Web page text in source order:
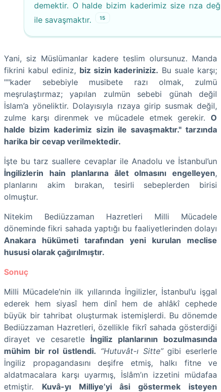
demektir. O halde bizim kaderimiz size rıza
ile savaşmaktır.
15
Yani, siz Müslümanlar kadere teslim olursunuz. Manda
fikrini kabul ediniz, biz sizin kaderiniziz. Bu suale karşı;
""kader sebebiyle musibete razı olmak, zulmü
meşrulaştırmaz; yapılan zulmün sebebi günah değil
İslam’a yöneliktir. Dolayısıyla rızaya girip susmak değil,
zulme karşı direnmek ve mücadele etmek gerekir. O
halde bizim kaderimiz sizin ile savaşmaktır." tarzında
harika bir cevap verilmektedir.
İşte bu tarz suallere cevaplar ile Anadolu ve İstanbul’un
İngilizlerin hain planlarına âlet olmasını engelleyen,
planlarını akim bırakan, tesirli sebeplerden birisi
olmuştur.
Nitekim Bediüzzaman Hazretleri Milli Mücadele
döneminde fikri sahada yaptığı bu faaliyetlerinden dolayı
Anakara hükümeti tarafından yeni kurulan meclise
hususi olarak çağırılmıştır.
Sonuç
Milli Mücadele’nin ilk yıllarında İngilizler, İstanbul’u işgal
ederek hem siyasî hem dinî hem de ahlâkî cephede
büyük bir tahribat oluşturmak istemişlerdi. Bu dönemde
Bediüzzaman Hazretleri, özellikle fikrî sahada gösterdiği
dirayet ve cesaretle İngiliz planlarının bozulmasında
mühim bir rol üstlendi. “Hutuvât-ı Sitte”gibi eserlerle
İngiliz propagandasını deşifre etmiş, halkı fitne ve
aldatmacalara karşı uyarmış, İslâm’ın izzetini müdafaa
etmiştir. Kuvâ-yı Milliye’yi âsi göstermek isteyen